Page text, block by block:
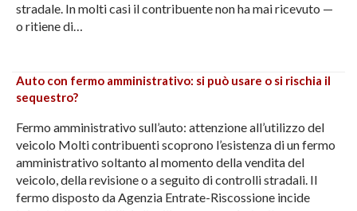
stradale. In molti casi il contribuente non ha mai ricevuto —
o ritiene di…
Auto con fermo amministrativo: si può usare o si rischia il
sequestro?
Fermo amministrativo sull’auto: attenzione all’utilizzo del
veicolo Molti contribuenti scoprono l’esistenza di un fermo
amministrativo soltanto al momento della vendita del
veicolo, della revisione o a seguito di controlli stradali. Il
fermo disposto da Agenzia Entrate-Riscossione incide